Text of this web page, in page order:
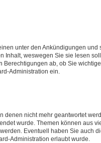
unter den Ankündigungen und
Inhalt, weswegen Sie sie lesen
Berechtigungen ab, ob Sie
Administration ein.
denen nicht mehr geantwortet
wurde. Themen können aus
Eventuell haben Sie auch
Administration erlaubt wurde.